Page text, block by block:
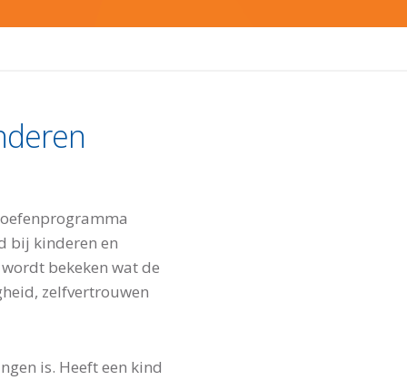
bij kinderen en
bekeken wat de
zelfvertrouwen
is. Heeft een kind